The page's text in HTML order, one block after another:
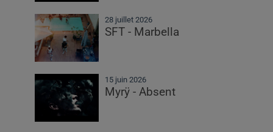
28 juillet 2026
SFT - Marbella
15 juin 2026
Myrÿ - Absent